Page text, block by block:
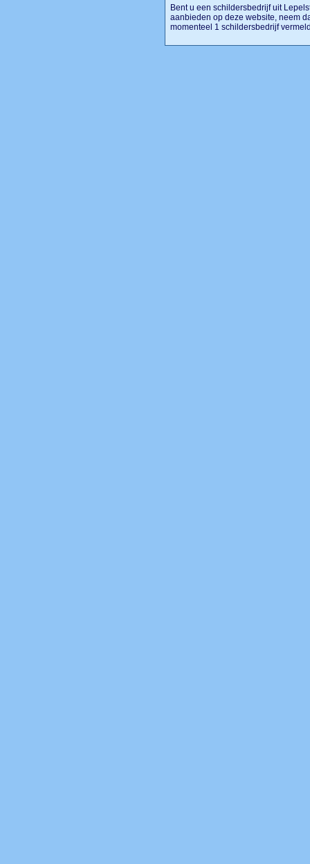
Bent u een schildersbedrijf uit
aanbieden op deze website, neem
momenteel 1 schildersbedrijf